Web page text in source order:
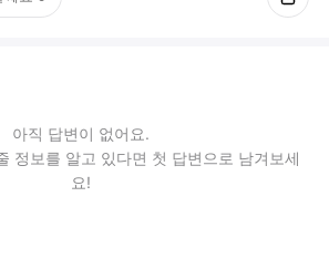
아직 답변이 없어요.
정보를 알고 있다면 첫 답변으로 남겨보세
요!